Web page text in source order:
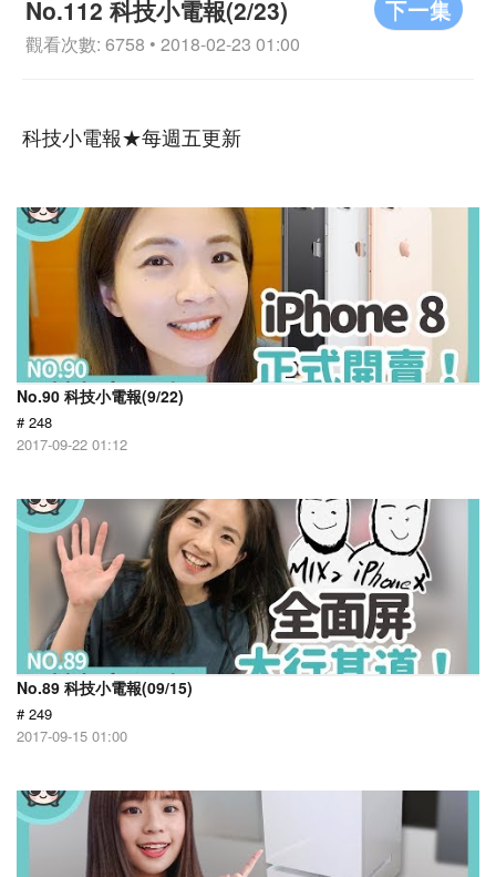
下一集
No.112 科技小電報(2/23)
觀看次數: 6758 • 2018-02-23 01:00
科技小電報★每週五更新
No.90 科技小電報(9/22)
# 248
2017-09-22 01:12
No.89 科技小電報(09/15)
# 249
2017-09-15 01:00